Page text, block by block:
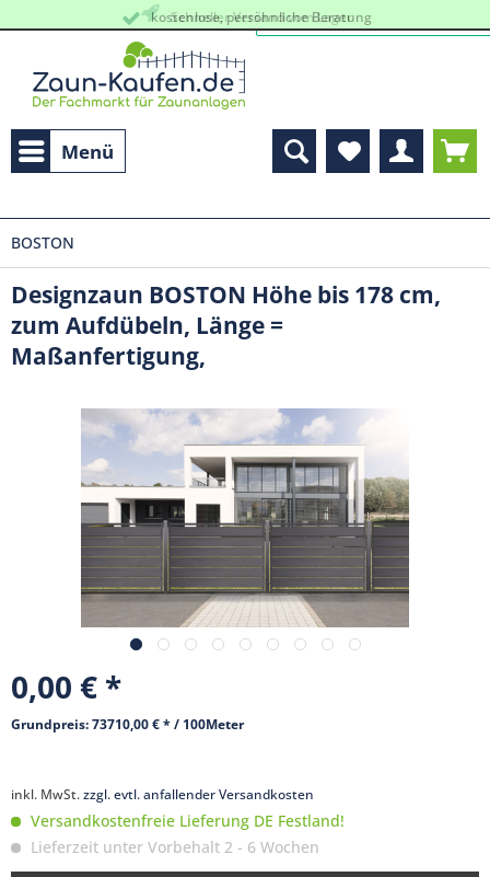
Schneller Versand vom Lager
kostenlose, persöhnliche Beratung
Menü
BOSTON
Designzaun BOSTON Höhe bis 178 cm,
zum Aufdübeln, Länge =
Maßanfertigung,
0,00 € *
Grundpreis: 73710,00 € * / 100Meter
inkl. MwSt.zzgl. evtl. anfallender Versandkosten
Versandkostenfreie Lieferung DE Festland!
Lieferzeit unter Vorbehalt 2 - 6 Wochen